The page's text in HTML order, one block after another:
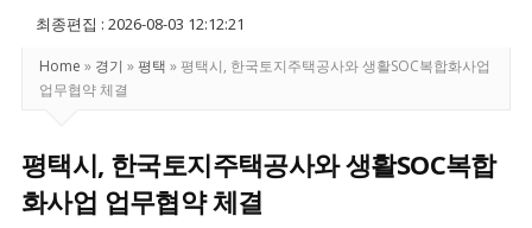
스최종편집 : 2026-08-03 12:12:21
Home » 경기 »평택 » 평택시, 한국토지주택공사와 생활SOC복합화사업
업무협약 체결
평택시, 한국토지주택공사와 생활SOC복합
화사업 업무협약 체결